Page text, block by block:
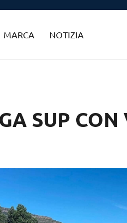
MARCA NOTIZIA
SUP CON